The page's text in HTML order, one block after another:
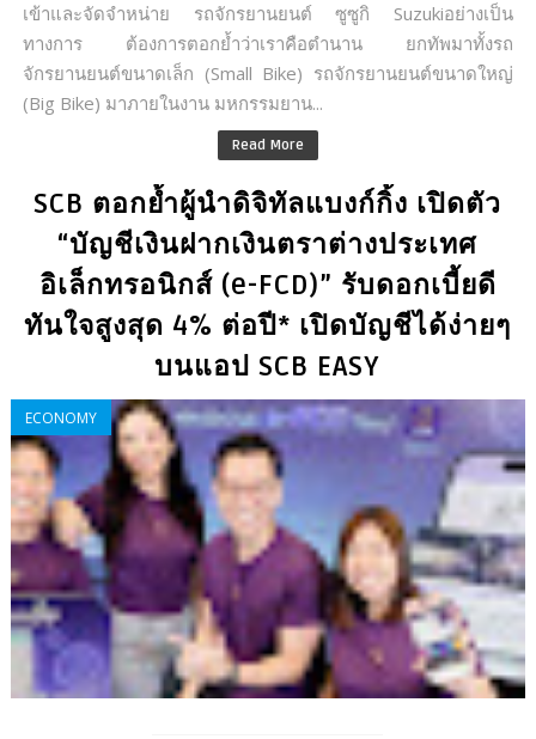
เข้าและจัดจำหน่าย รถจักรยานยนต์ ซูซูกิ Suzukiอย่างเป็น
ทางการ ต้องการตอกย้ำว่าเราคือตำนาน ยกทัพมาทั้งรถ
จักรยานยนต์ขนาดเล็ก (Small Bike) รถจักรยานยนต์ขนาดใหญ่
(Big Bike) มาภายในงาน มหกรรมยาน...
Read More
SCB ตอกย้ำผู้นำดิจิทัลแบงก์กิ้ง เปิดตัว
“บัญชีเงินฝากเงินตราต่างประเทศ
อิเล็กทรอนิกส์ (e-FCD)” รับดอกเบี้ยดี
ทันใจสูงสุด 4% ต่อปี* เปิดบัญชีได้ง่ายๆ
บนแอป SCB EASY
ECONOMY